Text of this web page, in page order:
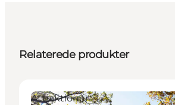
Relaterede produkter
Attraktioner